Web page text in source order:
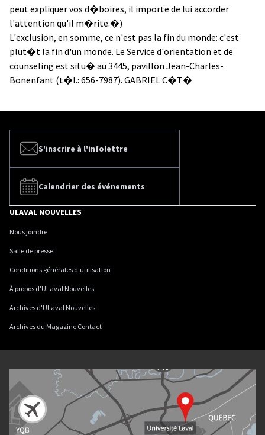
peut expliquer vos d�boires, il importe de lui accorder
l'attention qu'il m�rite.�)
L'exclusion, en somme, ce n'est pas la fin du monde: c'est
plut�t la fin d'un monde. Le Service d'orientation et de
counseling est situ� au 3445, pavillon Jean-Charles-
Bonenfant (t�l.: 656-7987). GABRIEL C�T�
S'inscrire à l'infolettre
Calendrier des événements
ULAVAL NOUVELLES
Nous joindre
Salle de presse
Conditions générales d'utilisation
À propos d'ULaval Nouvelles
Archives d'ULaval Nouvelles
Archives du Magazine Contact